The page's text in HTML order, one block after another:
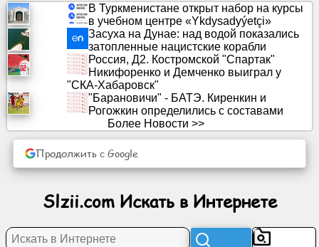
Развлечение
Социальная
сеть
Новости
иконки
В Туркменистане открыт набор на курсы
в учебном центре «Ykdysadyýetçi»
Засуха на Дунае: над водой показались
затопленные нацистские корабли
Россия, Д2. Костромской "Спартак"
Никифоренко и Демченко выиграл у
"СКА-Хабаровск"
"Барановичи" - БАТЭ. Киренкин и
Рогожкин определились с составами
Более Новости >>
Продолжить с Google
Slzii.com Искать в Интернете